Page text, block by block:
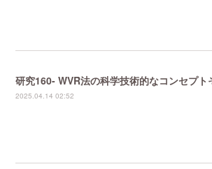
研究160- WVR法の科学技術的なコンセプト
2025.04.14 02:52